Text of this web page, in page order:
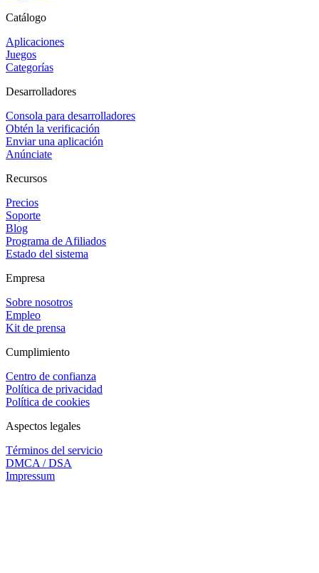
Catálogo
Aplicaciones
Juegos
Categorías
Desarrolladores
Consola para desarrolladores
Obtén la verificación
Enviar una aplicación
Anúnciate
Recursos
Precios
Soporte
Blog
Programa de Afiliados
Estado del sistema
Empresa
Sobre nosotros
Empleo
Kit de prensa
Cumplimiento
Centro de confianza
Política de privacidad
Política de cookies
Aspectos legales
Términos del servicio
DMCA / DSA
Impressum